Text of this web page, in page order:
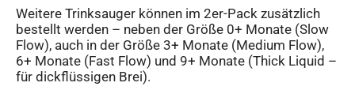
Weitere Trinksauger können im 2er-Pack zusätzlich
bestellt werden – neben der Größe 0+ Monate (Slow
Flow), auch in der Größe 3+ Monate (Medium Flow),
6+ Monate (Fast Flow) und 9+ Monate (Thick Liquid –
für dickflüssigen Brei).